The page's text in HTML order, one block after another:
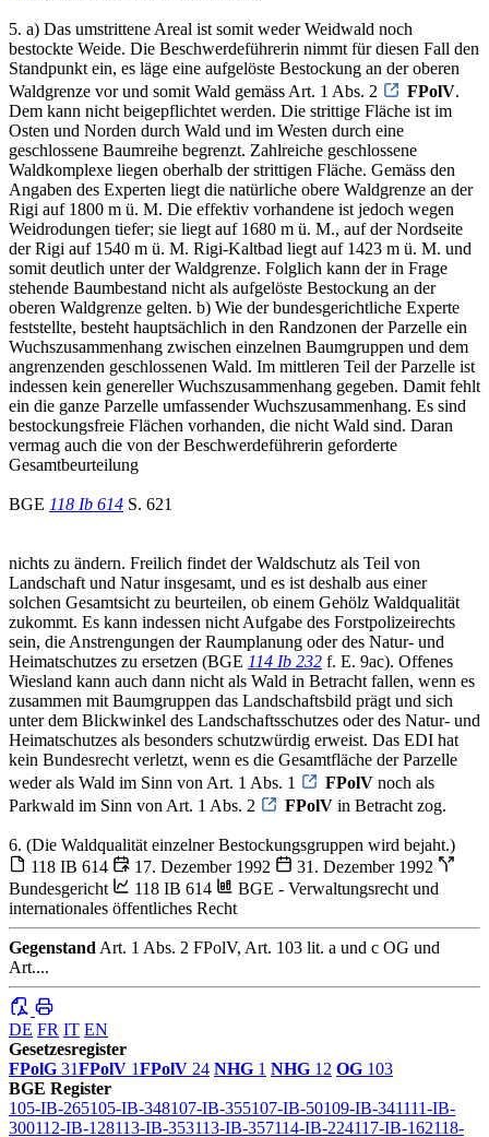
5. a) Das umstrittene Areal ist somit weder Weidwald noch
bestockte Weide. Die Beschwerdeführerin nimmt für diesen Fall den
Standpunkt ein, es läge eine aufgelöste Bestockung an der oberen
Waldgrenze vor und somit Wald gemäss Art. 1 Abs. 2
FPolV.
Dem kann nicht beigepflichtet werden. Die strittige Fläche ist im
Osten und Norden durch Wald und im Westen durch eine
geschlossene Baumreihe begrenzt. Zahlreiche geschlossene
Waldkomplexe liegen oberhalb der strittigen Fläche. Gemäss den
Angaben des Experten liegt die natürliche obere Waldgrenze an der
Rigi auf 1800 m ü. M. Die effektiv vorhandene ist jedoch wegen
Weidrodungen tiefer; sie liegt auf 1680 m ü. M., auf der Nordseite
der Rigi auf 1540 m ü. M. Rigi-Kaltbad liegt auf 1423 m ü. M. und
somit deutlich unter der Waldgrenze. Folglich kann der in Frage
stehende Baumbestand nicht als aufgelöste Bestockung an der
oberen Waldgrenze gelten. b) Wie der bundesgerichtliche Experte
feststellte, besteht hauptsächlich in den Randzonen der Parzelle ein
Wuchszusammenhang zwischen einzelnen Baumgruppen und dem
angrenzenden geschlossenen Wald. Im mittleren Teil der Parzelle ist
indessen kein genereller Wuchszusammenhang gegeben. Damit fehlt
ein die ganze Parzelle umfassender Wuchszusammenhang. Es sind
bestockungsfreie Flächen vorhanden, die nicht Wald sind. Daran
vermag auch die von der Beschwerdeführerin geforderte
Gesamtbeurteilung
BGE 118 Ib 614 S. 621
nichts zu ändern. Freilich findet der Waldschutz als Teil von
Landschaft und Natur insgesamt, und es ist deshalb aus einer
solchen Gesamtsicht zu beurteilen, ob einem Gehölz Waldqualität
zukommt. Es kann indessen nicht Aufgabe des Forstpolizeirechts
sein, die Anstrengungen der Raumplanung oder des Natur- und
Heimatschutzes zu ersetzen (BGE 114 Ib 232 f. E. 9ac). Offenes
Wiesland kann auch dann nicht als Wald in Betracht fallen, wenn es
zusammen mit Baumgruppen das Landschaftsbild prägt und sich
unter dem Blickwinkel des Landschaftsschutzes oder des Natur- und
Heimatschutzes als besonders schutzwürdig erweist. Das EDI hat
kein Bundesrecht verletzt, wenn es die Gesamtfläche der Parzelle
weder als Wald im Sinn von Art. 1 Abs. 1
FPolV noch als
Parkwald im Sinn von Art. 1 Abs. 2
FPolV in Betracht zog.
6. (Die Waldqualität einzelner Bestockungsgruppen wird bejaht.)
118 IB 614
17. Dezember 1992
31. Dezember 1992
Bundesgericht
118 IB 614
BGE - Verwaltungsrecht und
internationales öffentliches Recht
Gegenstand Art. 1 Abs. 2 FPolV, Art. 103 lit. a und c OG und
Art....
DE FR IT EN
Gesetzesregister
FPolG 31FPolV 1FPolV 24 NHG 1 NHG 12 OG 103
BGE Register
105-IB-265105-IB-348107-IB-355107-IB-50109-IB-341111-IB-
300112-IB-128113-IB-353113-IB-357114-IB-224117-IB-162118-